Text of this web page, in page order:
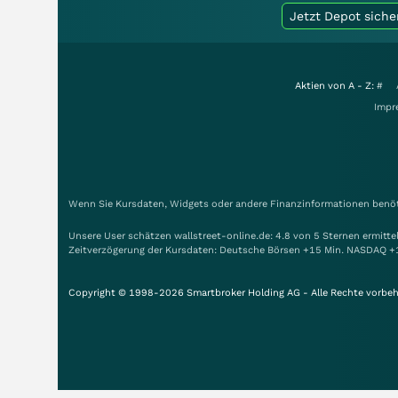
Jetzt Depot
Aktien von A - Z: #
Wenn Sie Kursdaten, Widgets oder andere Finanzinformationen
Unsere User schätzen wallstreet-online.de: 4.8 von 5 Sternen
Zeitverzögerung der Kursdaten: Deutsche Börsen +15 Min. NASDAQ
Copyright © 1998-2026 Smartbroker Holding AG - Alle Rechte